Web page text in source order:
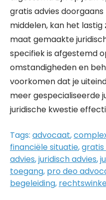
gratis advies
middelen, kan het
maat gemaakte
specifiek is afgestemd
omstandigheden en
voorkomen dat je
meer gespecialiseerde
juridische kwestie
Tags: advocaat,
financiële situatie,gratis
advies,juridisch advies,
toegang, pro deo
begeleiding,